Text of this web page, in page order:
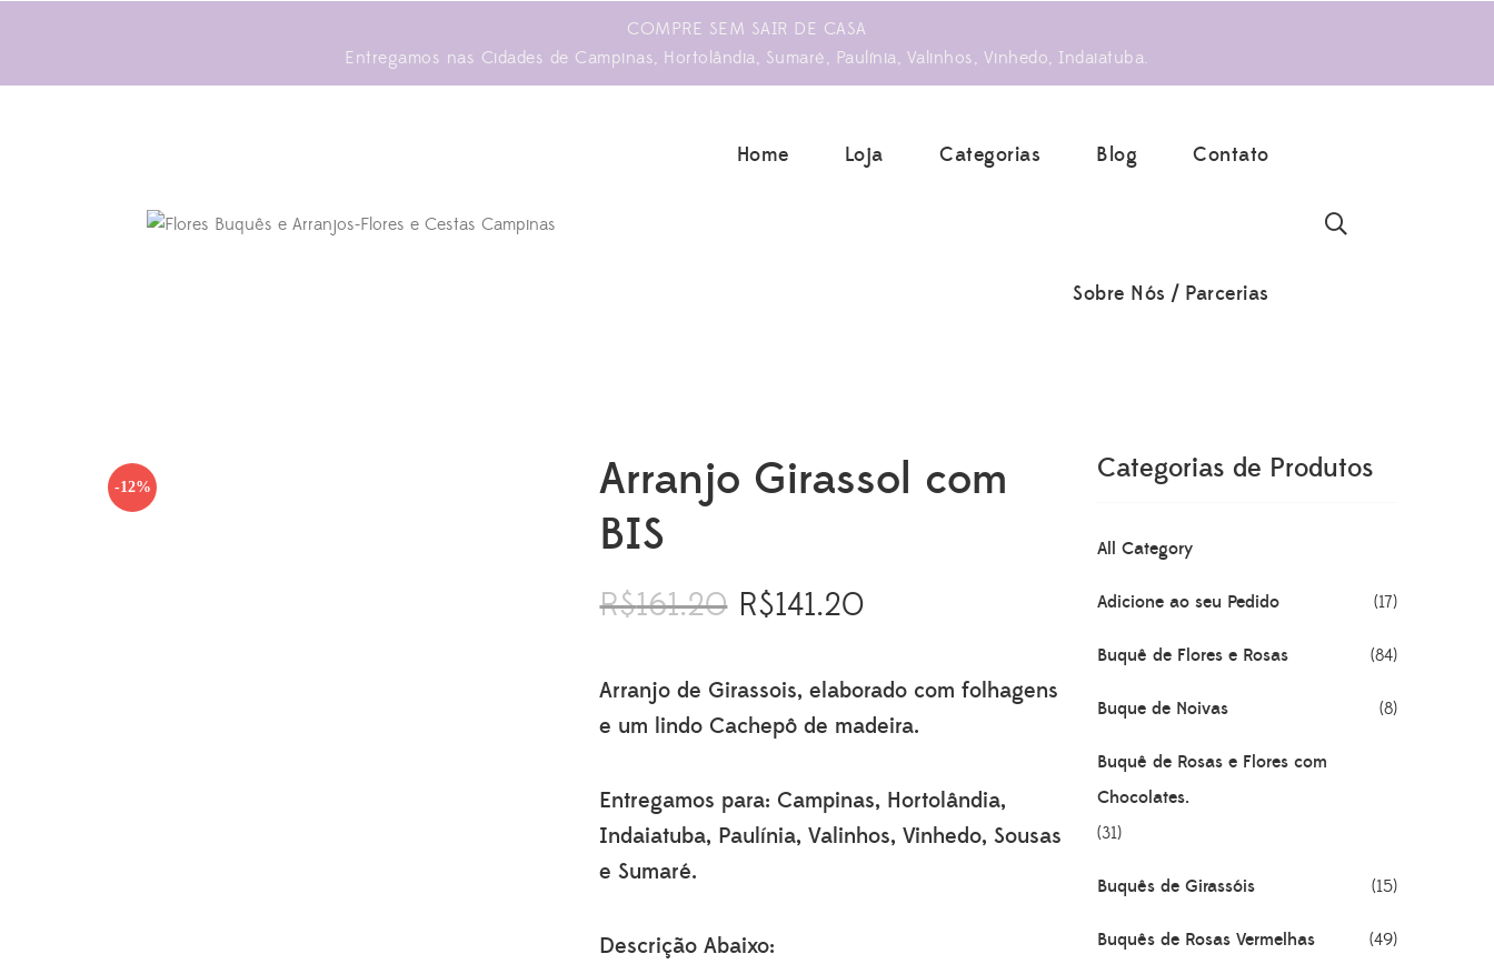
COMPRE SEM SAIR DE CASA
Entregamos nas Cidades de Campinas, Hortolândia, Sumaré, Paulínia, Valinhos, Vinhedo, Indaiatuba.
Home Loja Categorias Blog Contato
Sobre Nós / Parcerias
-12%
Arranjo Girassol com
BIS
R$161.20
O
era:
R$161.20.
R$141.20O
é:
R$141.20.
Arranjo de Girassois, elaborado com folhagens
e um lindo Cachepô de madeira.
Entregamos para: Campinas, Hortolândia,
Indaiatuba, Paulínia, Valinhos, Vinhedo, Sousas
e Sumaré.
Descrição Abaixo:
Categorias de Produtos
All Category
Adicione ao seu Pedido (17)
Buquê de Flores e Rosas (84)
Buque de Noivas (8)
Buquê de Rosas e Flores com
Chocolates.
(31)
Buquês de Girassóis (15)
Buquês de Rosas Vermelhas (49)